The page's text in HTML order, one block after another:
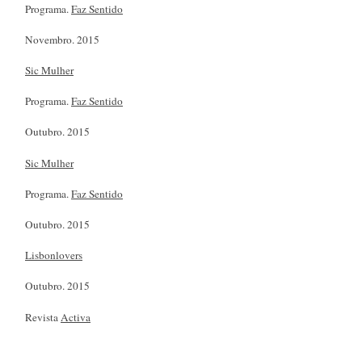
Programa.Faz Sentido
Novembro. 2015
Sic Mulher
Programa.Faz Sentido
Outubro. 2015
Sic Mulher
Programa.Faz Sentido
Outubro. 2015
Lisbonlovers
Outubro. 2015
Revista Activa